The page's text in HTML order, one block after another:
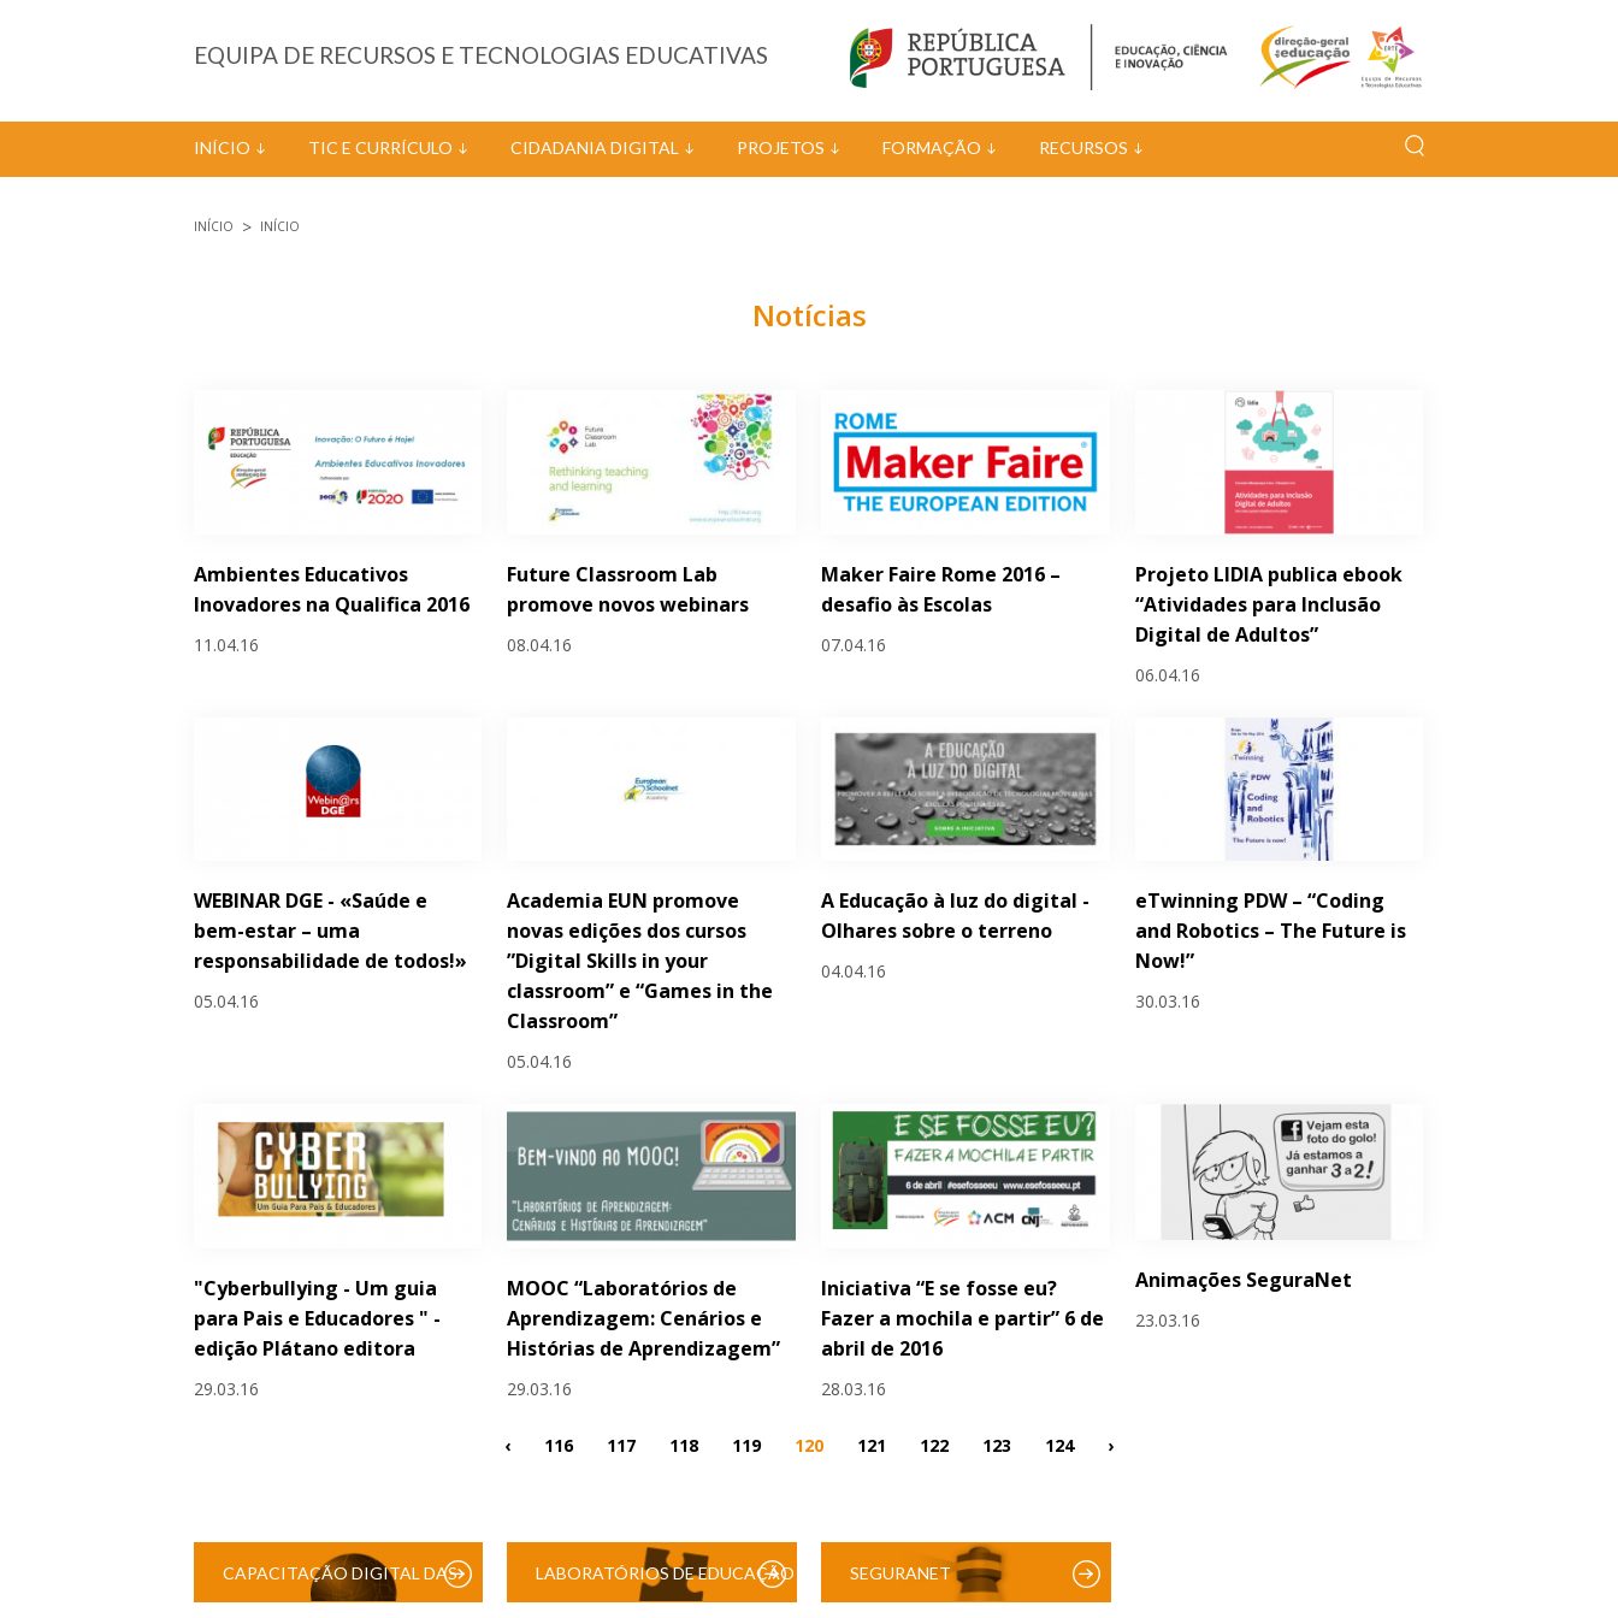
EQUIPA DE RECURSOS E TECNOLOGIAS EDUCATIVAS
INÍCIO TIC E CURRÍCULO CIDADANIA DIGITAL PROJETOS FORMAÇÃO RECURSOS
INÍCIO INÍCIO
Notícias
Ambientes Educativos
Inovadores na Qualifica 2016
11.04.16
Future Classroom Lab
promove novos webinars
08.04.16
Maker Faire Rome 2016 –
desafio às Escolas
07.04.16
Projeto LIDIA publica ebook
“Atividades para Inclusão
Digital de Adultos”
06.04.16
WEBINAR DGE - «Saúde e
bem-estar – uma
responsabilidade de todos!»
05.04.16
Academia EUN promove
novas edições dos cursos
”Digital Skills in your
classroom” e “Games in the
Classroom”
05.04.16
A Educação à luz do digital -
Olhares sobre o terreno
04.04.16
eTwinning PDW – “Coding
and Robotics – The Future is
Now!”
30.03.16
"Cyberbullying - Um guia
para Pais e Educadores " -
edição Plátano editora
29.03.16
MOOC “Laboratórios de
Aprendizagem: Cenários e
Histórias de Aprendizagem”
29.03.16
Iniciativa “E se fosse eu?
Fazer a mochila e partir” 6 de
abril de 2016
28.03.16
Animações SeguraNet
23.03.16
Páginas
‹ 116 117 118 119 120 121 122 123 124 ›
CAPACITAÇÃO DIGITAL DAS LABORATÓRIOS DE EDUCAÇÃO SEGURANET